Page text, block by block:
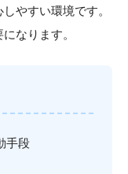
やすい環境です。
なります。
手段